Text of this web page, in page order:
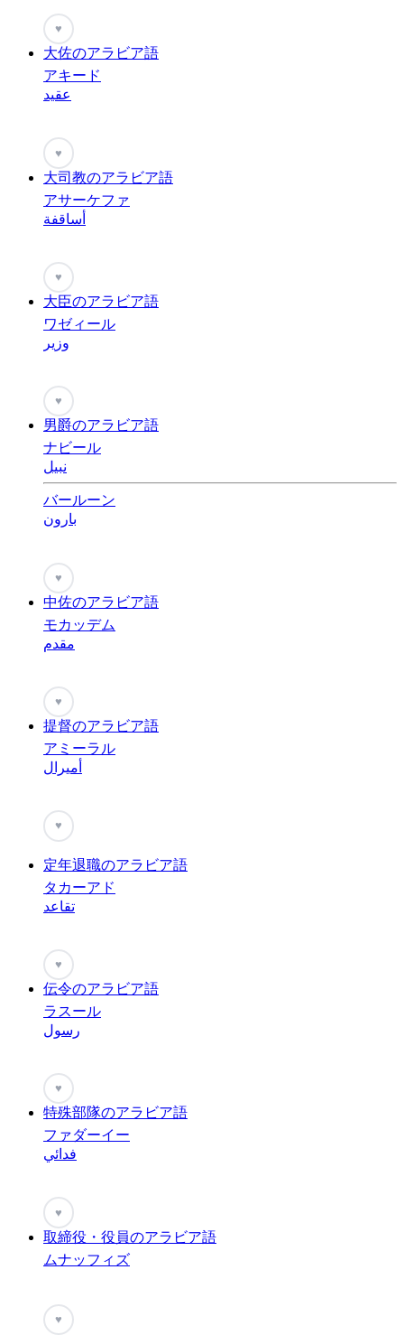
♥
大佐のアラビア語
アキード
عقيد
♥
大司教のアラビア語
アサーケファ
أساقفة
♥
大臣のアラビア語
ワゼィール
وزير
♥
男爵のアラビア語
ナビール
نبيل
バールーン
بارون
♥
中佐のアラビア語
モカッデム
مقدم
♥
提督のアラビア語
アミーラル
أميرال
♥
定年退職のアラビア語
タカーアド
تقاعد
♥
伝令のアラビア語
ラスール
رسول
♥
特殊部隊のアラビア語
ファダーイー
فدائي
♥
取締役・役員のアラビア語
ムナッフィズ
♥